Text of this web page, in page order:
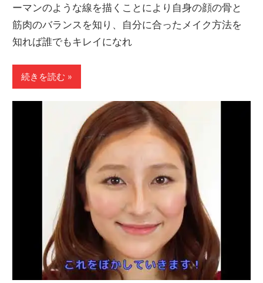
ーマンのような線を描くことにより自身の顔の骨と
筋肉のバランスを知り、自分に合ったメイク方法を
知れば誰でもキレイになれ
続きを読む